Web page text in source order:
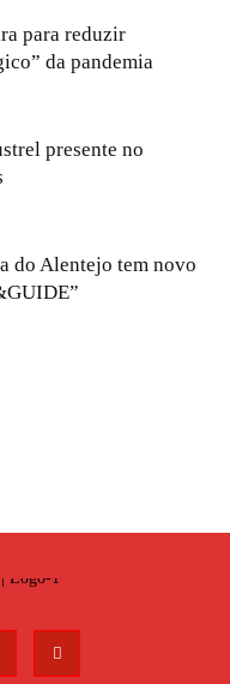
para reduzir
da pandemia
presente no
do Alentejo tem novo